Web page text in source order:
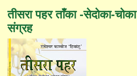
तीसरा पहर ताँका -सेदोका-चोका
संग्रह